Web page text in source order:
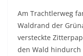
Am Trachtlerweg
Waldrand der
versteckte
den Wald